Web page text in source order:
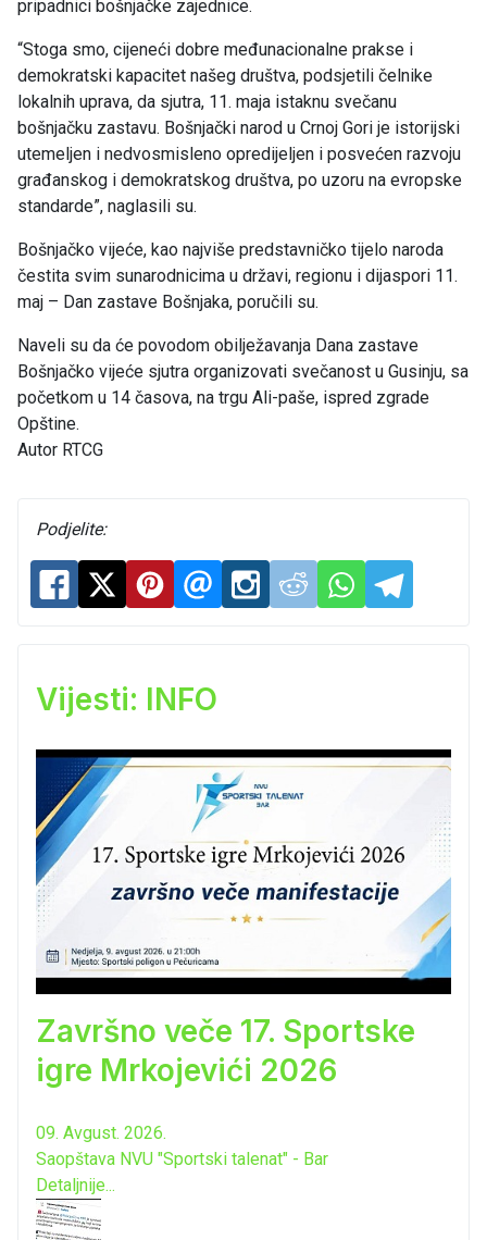
pripadnici bošnjačke zajednice.
“Stoga smo, cijeneći dobre međunacionalne prakse i
demokratski kapacitet našeg društva, podsjetili čelnike
lokalnih uprava, da sjutra, 11. maja istaknu svečanu
bošnjačku zastavu. Bošnjački narod u Crnoj Gori je istorijski
utemeljen i nedvosmisleno opredijeljen i posvećen razvoju
građanskog i demokratskog društva, po uzoru na evropske
standarde”, naglasili su.
Bošnjačko vijeće, kao najviše predstavničko tijelo naroda
čestita svim sunarodnicima u državi, regionu i dijaspori 11.
maj – Dan zastave Bošnjaka, poručili su.
Naveli su da će povodom obilježavanja Dana zastave
Bošnjačko vijeće sjutra organizovati svečanost u Gusinju, sa
početkom u 14 časova, na trgu Ali-paše, ispred zgrade
Opštine.
Autor RTCG
Podjelite:
Vijesti: INFO
Završno veče 17. Sportske
igre Mrkojevići 2026
09. Avgust. 2026.
Saopštava NVU "Sportski talenat" - Bar
Detaljnije...